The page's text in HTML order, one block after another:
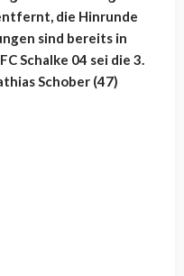
die Hinrunde
sind bereits in
Schalke 04 sei die 3.
Schober (47)